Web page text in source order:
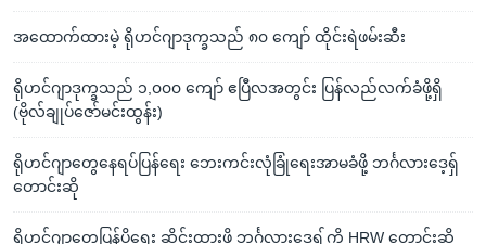
အထောက်ထားမဲ့ ရိုဟင်ဂျာဒုက္ခသည် ၈၀ ကျော် ထိုင်းရဲဖမ်းဆီး
ရိုဟင်ဂျာဒုက္ခသည် ၁,၀၀၀ ကျော် ဧပြီလအတွင်း ပြန်လည်လက်ခံဖို့ရှိ
(ဗိုလ်ချုပ်ဇော်မင်းထွန်း)
ရိုဟင်ဂျာတွေနေရပ်ပြန်ရေး ဘေးကင်းလုံခြုံရေးအာမခံဖို့ ဘင်္ဂလားဒေ့ရှ်
တောင်းဆို
ရိုဟင်ဂျာတွေပြန်ပို့ရေး ဆိုင်းထားဖို့ ဘင်္ဂလားဒေရှ့်ကို HRW တောင်းဆို